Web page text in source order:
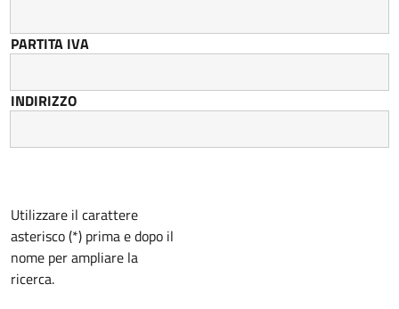
PARTITA IVA
INDIRIZZO
Utilizzare il carattere
asterisco (*) prima e dopo il
nome per ampliare la
ricerca.